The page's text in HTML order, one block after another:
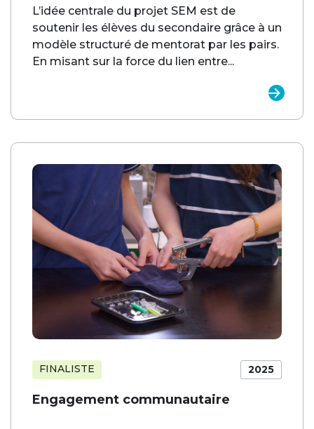
L’idée centrale du projet SEM est de
soutenir les élèves du secondaire grâce à un
modèle structuré de mentorat par les pairs.
En misant sur la force du lien entre...
2025
FINALISTE
Engagement communautaire